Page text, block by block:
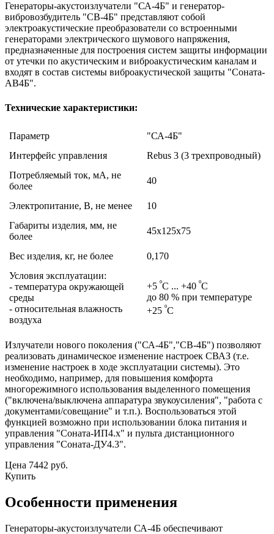
Генераторы-акустоизлучатели "СА-4Б" и генератор-
вибровозбудитель "СВ-4Б" представляют собой
электроакустические преобразователи со встроенными
генераторами электрического шумового напряжения,
предназначенные для построения систем защиты информации
от утечки по акустическим и виброакустическим каналам и
входят в состав системы виброакустической защиты "Соната-
АВ4Б".
Технические характеристики:
Параметр
"СА-4Б"
Интерфейс управления
Rebus 3 (3 трехпроводный)
Потребляемый ток, мА, не
более
40
Электропитание, В, не менее
10
Габариты изделия, мм, не
более
45х125х75
Вес изделия, кг, не более
0,170
Условия эксплуатации:
- температура окружающей
среды
- относительная влажность
воздуха
+5 ºС ... +40 ºС
до 80 % при температуре
+25 ºС
Излучатели нового поколения ("СА-4Б","СВ-4Б") позволяют
реализовать динамическое изменение настроек СВАЗ (т.е.
изменение настроек в ходе эксплуатации системы). Это
необходимо, например, для повышения комфорта
многорежимного использования выделенного помещения
("включена/выключена аппаратура звукоусиления", "работа с
документами/совещание" и т.п.). Воспользоваться этой
функцией возможно при использовании блока питания и
управления "Соната-ИП4.х" и пульта дистанционного
управления "Соната-ДУ4.3".
Цена 7442 руб.
Купить
Особенности применения
Генераторы-акустоизлучатели СА-4Б обеспечивают